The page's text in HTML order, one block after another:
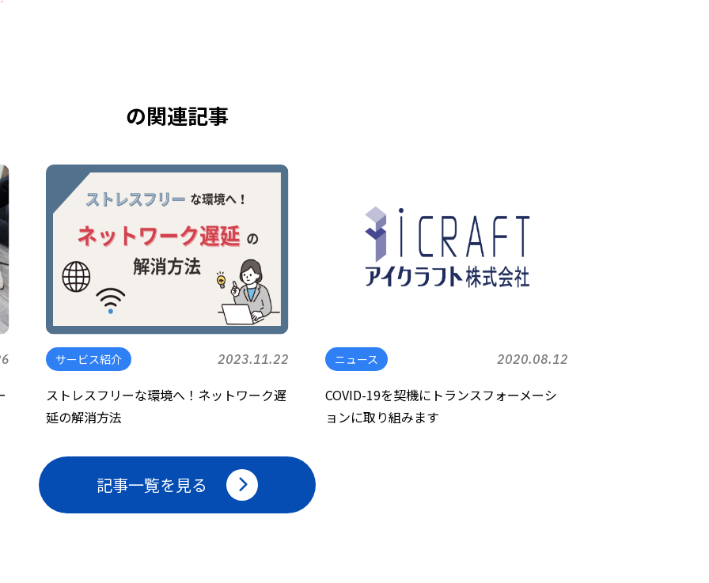
の関連記事
サービス紹介 2023.11.22
ストレスフリーな環境へ！ネットワーク遅
延の解消方法
ニュース 2020.08.12
COVID-19を契機にトランスフォーメーシ
ョンに取り組みます
記事一覧を見る